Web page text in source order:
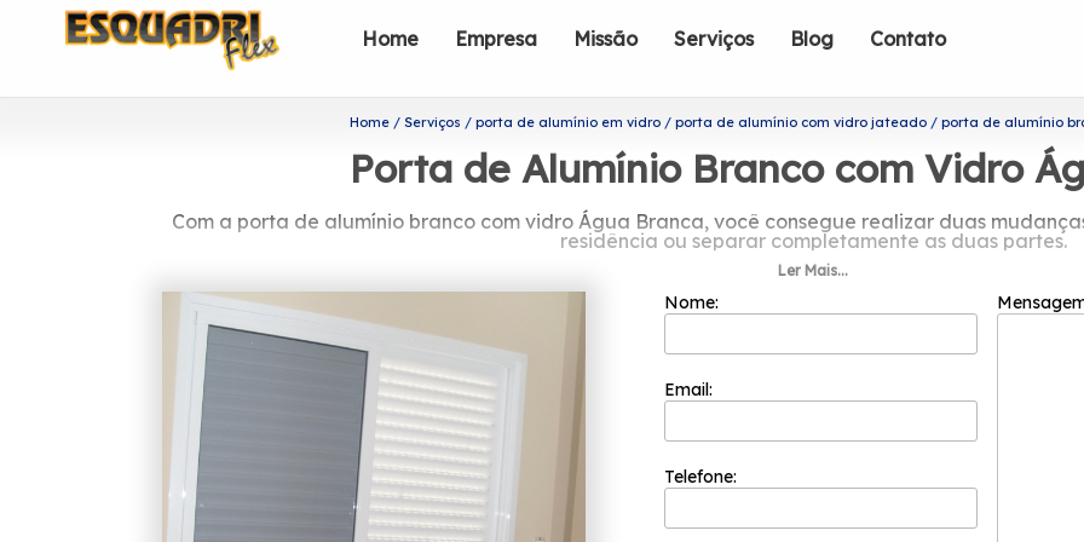
Home Empresa Missão Serviços Blog Contato
Home Serviços porta de alumínio em vidro porta de alumínio com vidro jateado porta de alumínio
Porta de Alumínio Branco com Vidro
Com a porta de alumínio branco com vidro Água Branca, você consegue realizar duas
residência ou separar completamente as duas partes.
Você está procurando por porta de alumínio branco com
A Esquadriflex tem a sua organização focada nos resultados positivos e na segurança. Ela
eficiência e qualidade em seus serviços e é capaz de garantir o melhor custo benefício para
Se tem a finalidade de achar porta de alumínio branco com vidro Água Branca, Quando se
contar com a ajuda da Esquadriflex. A organização oferece diversos produtos, como,
Vidro Deslizantes. Fale conosco e solicite já o que precisa com toda a qualidade
Ler Mais...
Nome:
Email:
Telefone: